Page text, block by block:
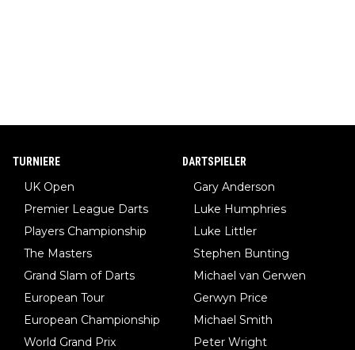
TURNIERE
UK Open
Premier League Darts
Players Championship
The Masters
Grand Slam of Darts
European Tour
European Championship
World Grand Prix
DARTSPIELER
Gary Anderson
Luke Humphries
Luke Littler
Stephen Bunting
Michael van Gerwen
Gerwyn Price
Michael Smith
Peter Wright